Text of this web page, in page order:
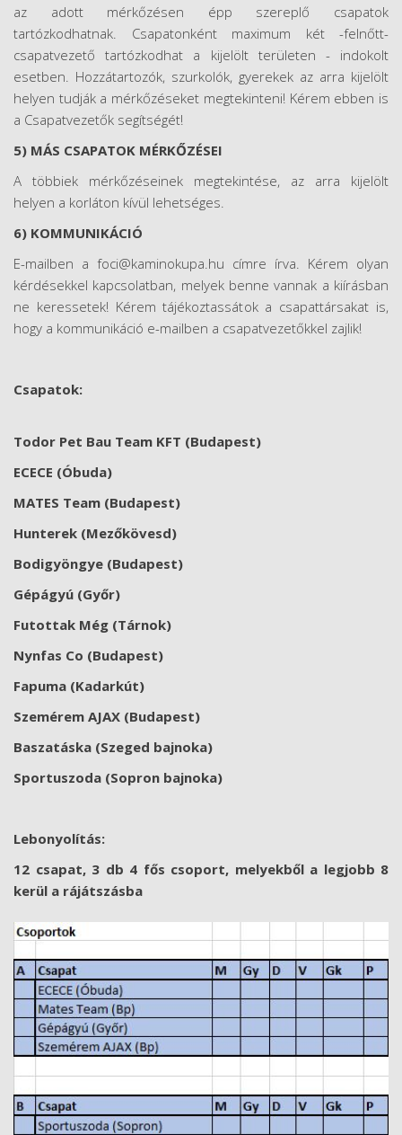
az adott mérkőzésen épp szereplő csapatok
tartózkodhatnak. Csapatonként maximum két -felnőtt-
csapatvezető tartózkodhat a kijelölt területen - indokolt
esetben. Hozzátartozók, szurkolók, gyerekek az arra kijelölt
helyen tudják a mérkőzéseket megtekinteni! Kérem ebben is
a Csapatvezetők segítségét!
5) MÁS CSAPATOK MÉRKŐZÉSEI
A többiek mérkőzéseinek megtekintése, az arra kijelölt
helyen a korláton kívül lehetséges.
6) KOMMUNIKÁCIÓ
E-mailben a foci@kaminokupa.hu címre írva. Kérem olyan
kérdésekkel kapcsolatban, melyek benne vannak a kiírásban
ne keressetek! Kérem tájékoztassátok a csapattársakat is,
hogy a kommunikáció e-mailben a csapatvezetőkkel zajlik!
Csapatok:
Todor Pet Bau Team KFT (Budapest)
ECECE (Óbuda)
MATES Team (Budapest)
Hunterek (Mezőkövesd)
Bodigyöngye (Budapest)
Gépágyú (Győr)
Futottak Még (Tárnok)
Nynfas Co (Budapest)
Fapuma (Kadarkút)
Szemérem AJAX (Budapest)
Baszatáska (Szeged bajnoka)
Sportuszoda (Sopron bajnoka)
Lebonyolítás:
12 csapat, 3 db 4 fős csoport, melyekből a legjobb 8
kerül a rájátszásba